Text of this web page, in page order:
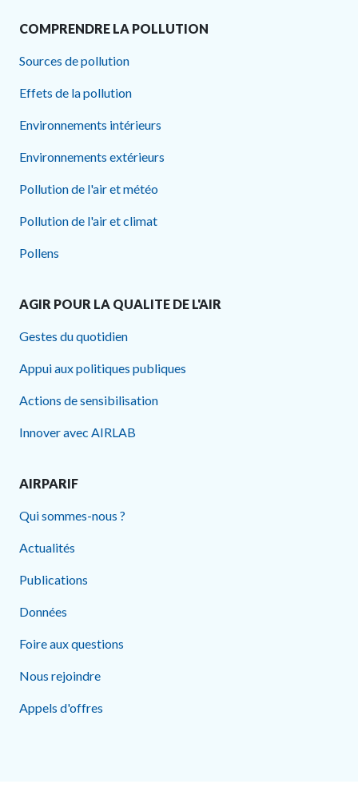
COMPRENDRE LA POLLUTION
Sources de pollution
Effets de la pollution
Environnements intérieurs
Environnements extérieurs
Pollution de l'air et météo
Pollution de l'air et climat
Pollens
AGIR POUR LA QUALITE DE L'AIR
Gestes du quotidien
Appui aux politiques publiques
Actions de sensibilisation
Innover avec AIRLAB
AIRPARIF
Qui sommes-nous ?
Actualités
Publications
Données
Foire aux questions
Nous rejoindre
Appels d'offres